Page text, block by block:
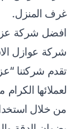
غرف المنزل.
افضل شركة
شركة عوازل
تقدم شركتنا
لعملائها
من خلال